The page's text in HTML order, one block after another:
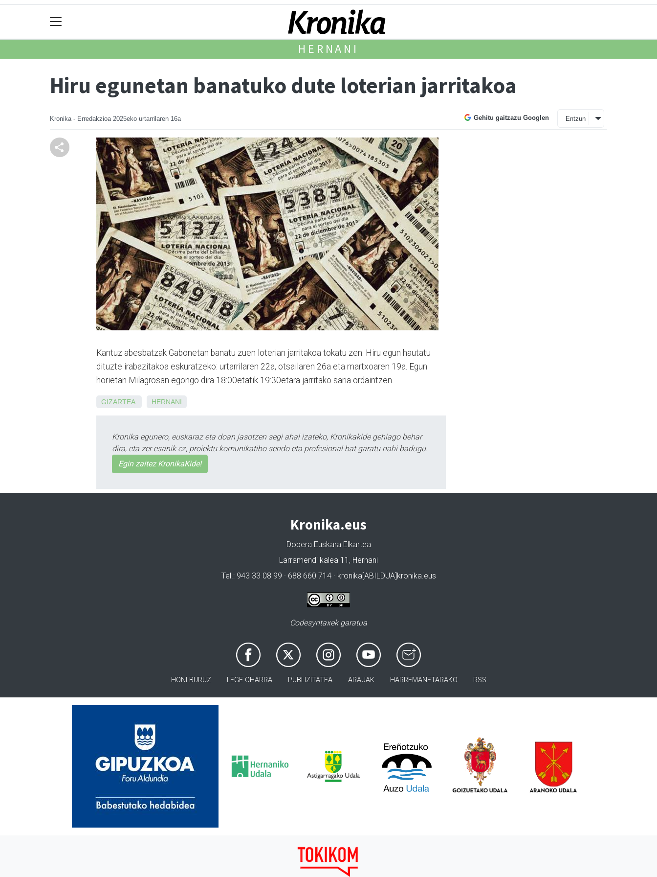
HERNANI
Hiru egunetan banatuko dute loterian jarritakoa
Kronika - Erredakzioa 2025eko urtarrilaren 16a Gehitu gaitzazu Googlen Entzun
Kantuz abesbatzak Gabonetan banatu zuen loterian jarritakoa tokatu zen. Hiru egun hautatu
dituzte irabazitakoa eskuratzeko: urtarrilaren 22a, otsailaren 26a eta martxoaren 19a. Egun
horietan Milagrosan egongo dira 18:00etatik 19:30etara jarritako saria ordaintzen.
GIZARTEA HERNANI
Kronika egunero, euskaraz eta doan jasotzen segi ahal izateko, Kronikakide gehiago behar
dira, eta zer esanik ez, proiektu komunikatibo sendo eta profesional bat garatu nahi badugu.
Egin zaitez KronikaKide!
Kronika.eus
Dobera Euskara Elkartea
Larramendi kalea 11, Hernani
Tel.: 943 33 08 99 · 688 660 714 · kronika[ABILDUA]kronika.eus
Codesyntaxek garatua
HONI BURUZ LEGE OHARRA PUBLIZITATEA ARAUAK HARREMANETARAKO RSS